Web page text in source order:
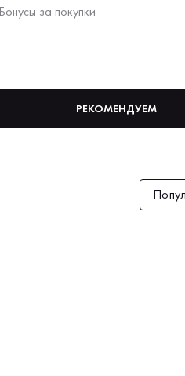
Бонусы за покупки
РЕКОМЕНДУЕМ